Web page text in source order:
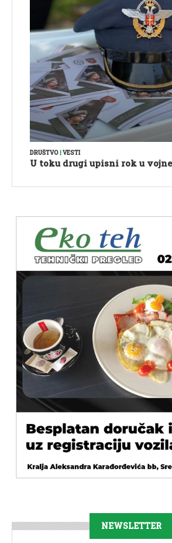
DRUŠTVO VESTI
U toku drugi upisni rok u
NEWSLETTER